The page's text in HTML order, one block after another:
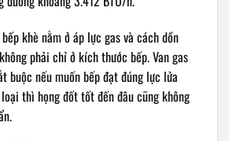
khè nằm ở áp lực gas và cách dồn
phải chỉ ở kích thước bếp. Van gas
buộc nếu muốn bếp đạt đúng lực lửa
thì họng đốt tốt đến đâu cũng không